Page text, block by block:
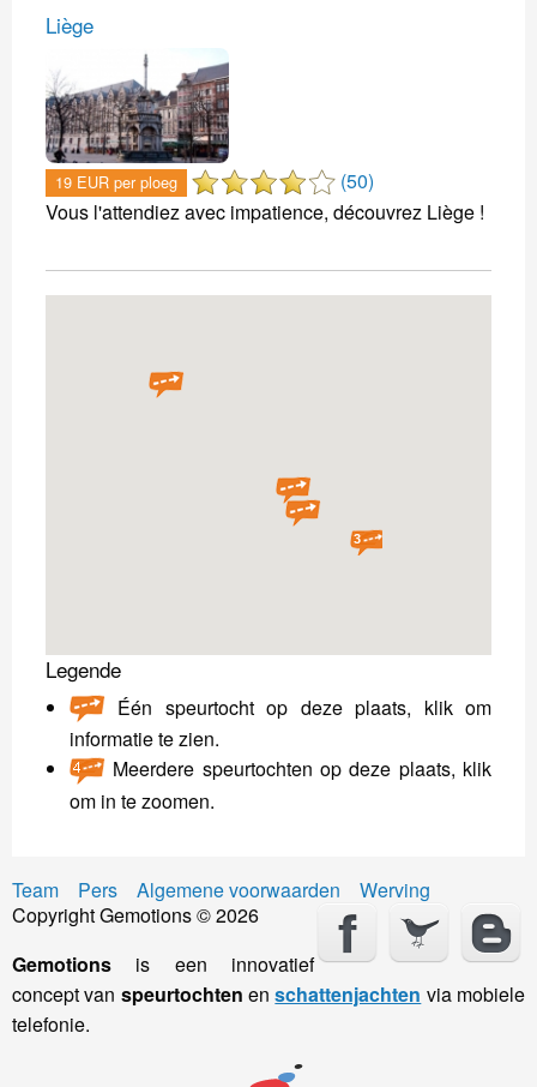
Liège
19 EUR per ploeg
(50)
Vous l'attendiez avec impatience, découvrez Liège !
3
Legende
Één speurtocht op deze plaats, klik om
informatie te zien.
Meerdere speurtochten op deze plaats, klik
om in te zoomen.
Team Pers Algemene voorwaarden
Werving
Copyright Gemotions © 2026
Gemotions is een innovatief
concept van speurtochten enschattenjachten via mobiele
telefonie.